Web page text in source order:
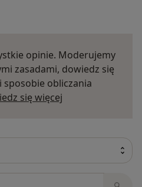
opinie. Moderujemy
zasadami, dowiedz się
sposobie obliczania
się więcej